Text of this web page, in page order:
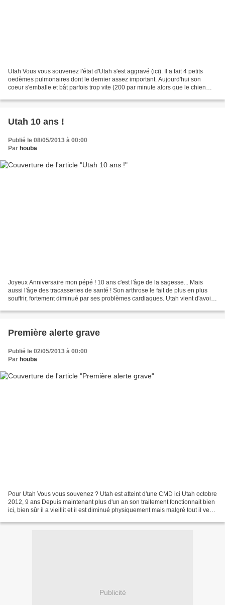
Utah Vous vous souvenez l'état d'Utah s'est aggravé (ici). Il a fait 4 petits
oedèmes pulmonaires dont le dernier assez important. Aujourd'hui son
coeur s'emballe et bât parfois trop vite (200 par minute alors que le chien
Utah 10 ans !
Publié le 08/05/2013 à 00:00
Par houba
Joyeux Anniversaire mon pépé ! 10 ans c'est l'âge de la sagesse... Mais
aussi l'âge des tracasseries de santé ! Son arthrose le fait de plus en plus
souffrir, fortement diminué par ses problèmes cardiaques. Utah vient d'avoir
Première alerte grave
Publié le 02/05/2013 à 00:00
Par houba
Pour Utah Vous vous souvenez ? Utah est atteint d'une CMD ici Utah octobre
2012, 9 ans Depuis maintenant plus d'un an son traitement fonctionnait bien
ici, bien sûr il a vieillit et il est diminué physiquement mais malgré tout il veut
Publicité